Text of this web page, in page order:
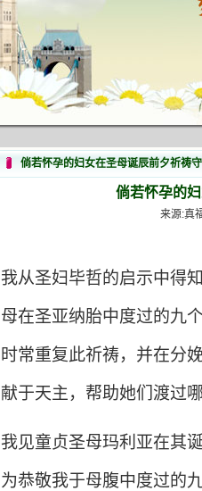
倘若怀孕的妇女在圣母诞辰前夕祈祷
倘若怀孕的
来源:真
我从圣妇毕哲的启示中得
母在圣亚纳胎中度过的九
时常重复此祈祷，并在分
献于天主，帮助她们渡过
我见童贞圣母玛利亚在其
为恭敬我于母腹中度过的